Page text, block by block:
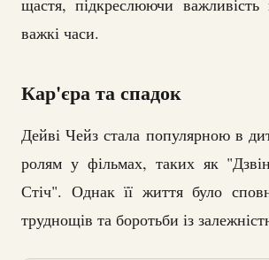
важкі часи.
Кар'єра та спадок
Дейві Чейз стала популярною в
ролям у фільмах, таких як
Стіч". Однак її життя було
труднощів та боротьби із